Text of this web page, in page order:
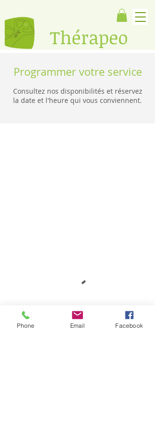
​Thérapeo
Programmer votre service
Consultez nos disponibilités et réservez
la date et l'heure qui vous conviennent.
Phone Email Facebook